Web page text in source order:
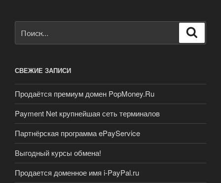
СВЕЖИЕ ЗАПИСИ
Продаётся премиум домен PopMoney.Ru
Payment Net крупнейшая сеть терминалов
Партнёрская программа ePayService
Выгодный курсы обмена!
Продается доменное имя i-PayPal.ru